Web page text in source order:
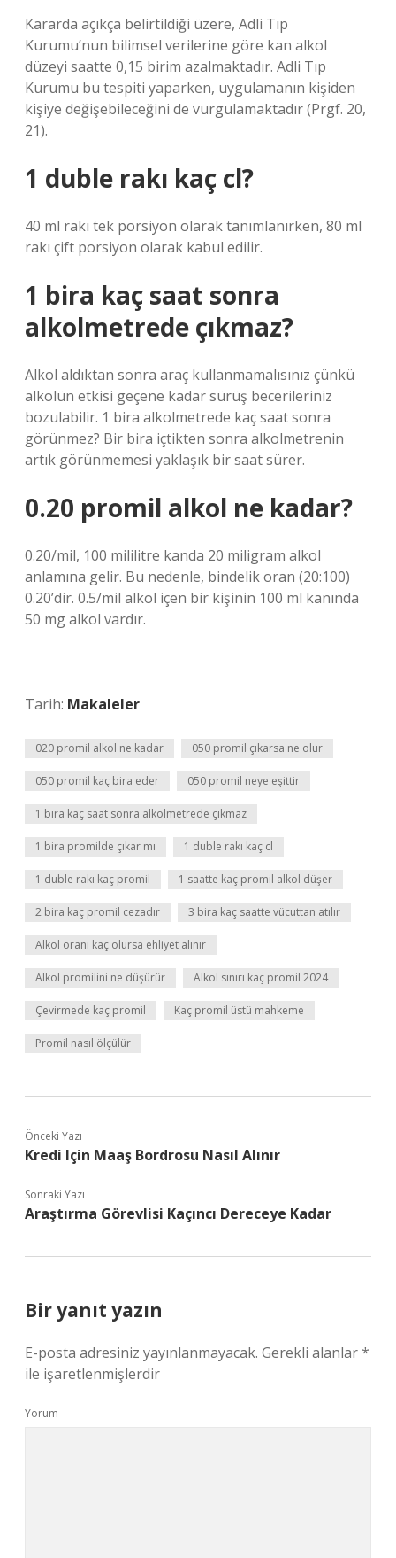
Kararda açıkça belirtildiği üzere, Adli Tıp
Kurumu’nun bilimsel verilerine göre kan alkol
düzeyi saatte 0,15 birim azalmaktadır. Adli Tıp
Kurumu bu tespiti yaparken, uygulamanın kişiden
kişiye değişebileceğini de vurgulamaktadır (Prgf. 20,
21).
1 duble rakı kaç cl?
40 ml rakı tek porsiyon olarak tanımlanırken, 80 ml
rakı çift porsiyon olarak kabul edilir.
1 bira kaç saat sonra
alkolmetrede çıkmaz?
Alkol aldıktan sonra araç kullanmamalısınız çünkü
alkolün etkisi geçene kadar sürüş becerileriniz
bozulabilir. 1 bira alkolmetrede kaç saat sonra
görünmez? Bir bira içtikten sonra alkolmetrenin
artık görünmemesi yaklaşık bir saat sürer.
0.20 promil alkol ne kadar?
0.20/mil, 100 mililitre kanda 20 miligram alkol
anlamına gelir. Bu nedenle, bindelik oran (20:100)
0.20’dir. 0.5/mil alkol içen bir kişinin 100 ml kanında
50 mg alkol vardır.
Tarih: Makaleler
020 promil alkol ne kadar 050 promil çıkarsa ne olur
050 promil kaç bira eder 050 promil neye eşittir
1 bira kaç saat sonra alkolmetrede çıkmaz
1 bira promilde çıkar mı 1 duble rakı kaç cl
1 duble rakı kaç promil 1 saatte kaç promil alkol düşer
2 bira kaç promil cezadır 3 bira kaç saatte vücuttan atılır
Alkol oranı kaç olursa ehliyet alınır
Alkol promilini ne düşürür Alkol sınırı kaç promil 2024
Çevirmede kaç promil Kaç promil üstü mahkeme
Promil nasıl ölçülür
Önceki Yazı
Kredi Için Maaş Bordrosu Nasıl Alınır
Sonraki Yazı
Araştırma Görevlisi Kaçıncı Dereceye Kadar
Bir yanıt yazın
E-posta adresiniz yayınlanmayacak. Gerekli alanlar*
ile işaretlenmişlerdir
Yorum